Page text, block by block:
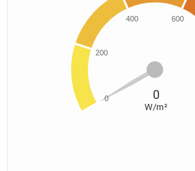
0
200
400 600
0
W/m²